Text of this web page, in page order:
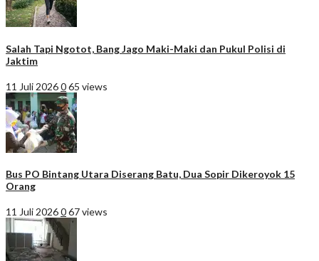
Salah Tapi Ngotot, Bang Jago Maki-Maki dan Pukul Polisi di
Jaktim
11 Juli 2026065 views
Bus PO Bintang Utara Diserang Batu, Dua Sopir Dikeroyok 15
Orang
11 Juli 2026067 views